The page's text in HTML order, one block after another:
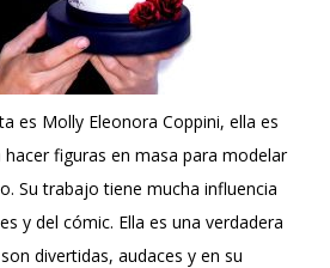
es Molly Eleonora Coppini, ella es
figuras en masa para modelar
Su trabajo tiene mucha influencia
y del cómic. Ella es una verdadera
divertidas, audaces y en su